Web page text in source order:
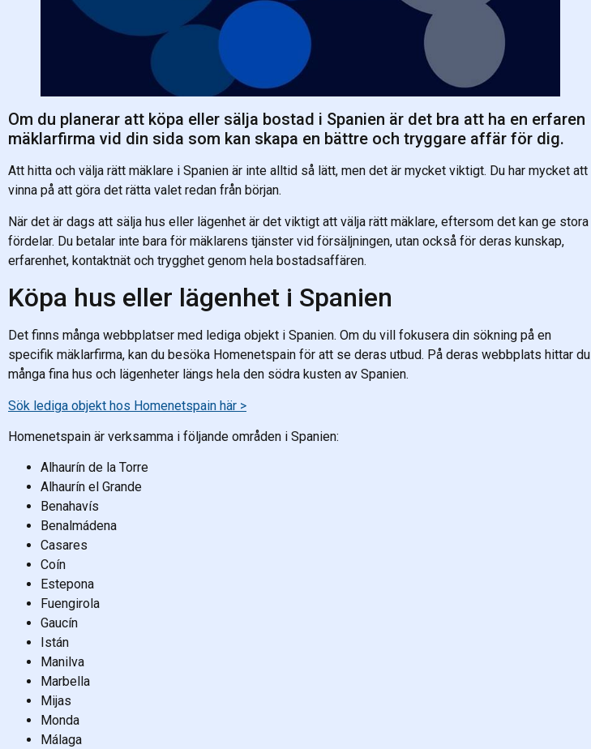
Om du planerar att köpa eller sälja bostad i Spanien är det bra att ha en erfaren
mäklarfirma vid din sida som kan skapa en bättre och tryggare affär för dig.
Att hitta och välja rätt mäklare i Spanien är inte alltid så lätt, men det är mycket viktigt. Du har mycket att
vinna på att göra det rätta valet redan från början.
När det är dags att sälja hus eller lägenhet är det viktigt att välja rätt mäklare, eftersom det kan ge stora
fördelar. Du betalar inte bara för mäklarens tjänster vid försäljningen, utan också för deras kunskap,
erfarenhet, kontaktnät och trygghet genom hela bostadsaffären.
Köpa hus eller lägenhet i Spanien
Det finns många webbplatser med lediga objekt i Spanien. Om du vill fokusera din sökning på en
specifik mäklarfirma, kan du besöka Homenetspain för att se deras utbud. På deras webbplats hittar du
många fina hus och lägenheter längs hela den södra kusten av Spanien.
Sök lediga objekt hos Homenetspain här >
Homenetspain är verksamma i följande områden i Spanien:
Alhaurín de la Torre
Alhaurín el Grande
Benahavís
Benalmádena
Casares
Coín
Estepona
Fuengirola
Gaucín
Istán
Manilva
Marbella
Mijas
Monda
Málaga